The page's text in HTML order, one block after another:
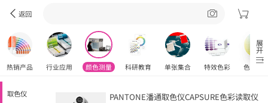
返回
热销产品 行业应用 颜色测量 科研教育 单张集合 特效色彩 色彩工
展开
取色仪 PANTONE潘通取色仪CAPSURE色彩读取仪